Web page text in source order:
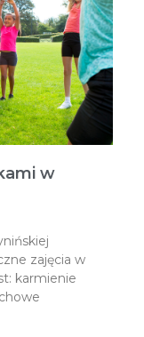
w
zajęcia w
karmienie